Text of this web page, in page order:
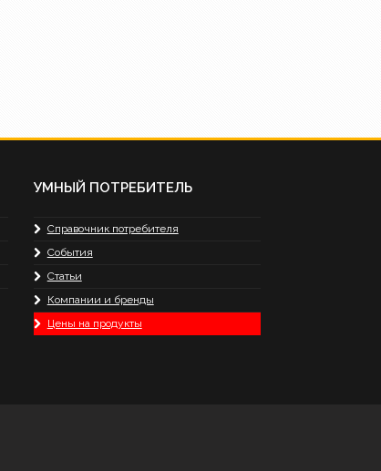
УМНЫЙ ПОТРЕБИТЕЛЬ
Справочник потребителя
События
Статьи
Компании и бренды
Цены на продукты